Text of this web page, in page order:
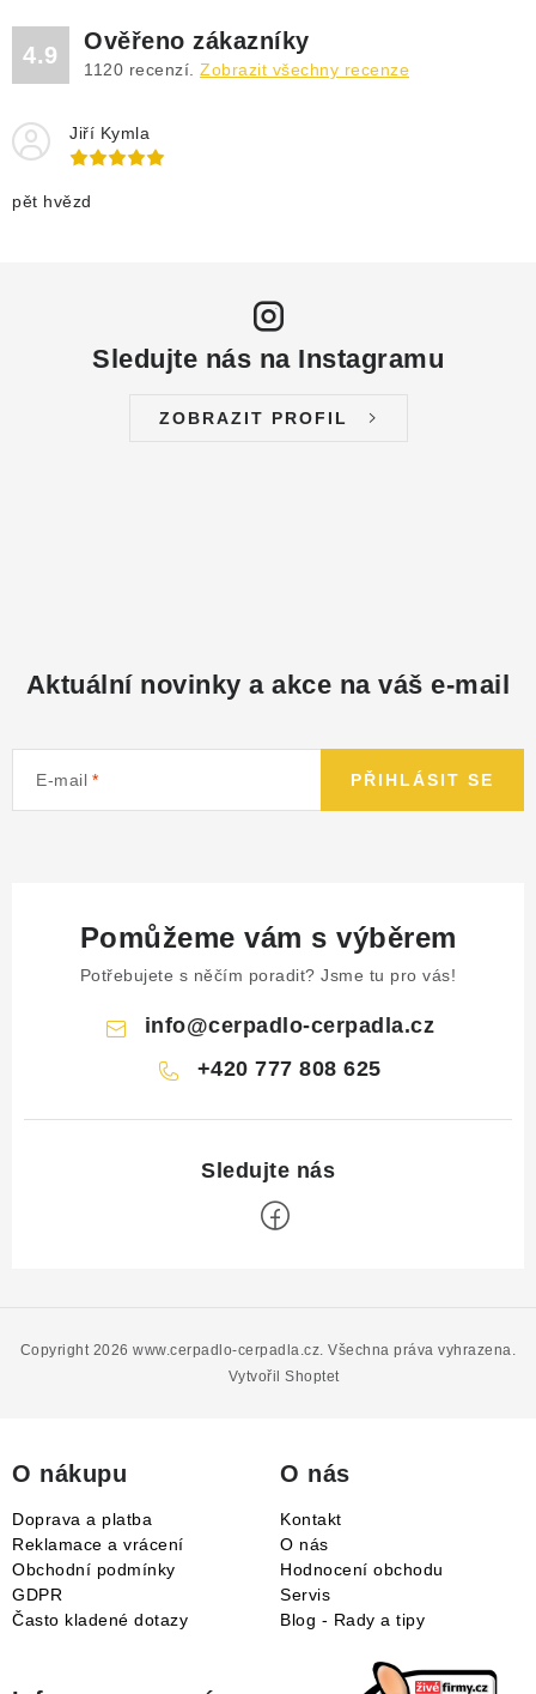
4.9
Ověřeno zákazníky
1120 recenzí. Zobrazit všechny recenze
Jiří Kymla
pět hvězd
Sledujte nás na Instagramu
ZOBRAZIT PROFIL
Aktuální novinky a akce na váš e-mail
E-mail PŘIHLÁSIT SE
Pomůžeme vám s výběrem
Potřebujete s něčím poradit? Jsme tu pro vás!
info@cerpadlo-cerpadla.cz
+420 777 808 625
Vytvořil Shoptet
Copyright 2026www.cerpadlo-cerpadla.cz. Všechna práva vyhrazena.
O nákupu
Doprava a platba
Reklamace a vrácení
Obchodní podmínky
GDPR
Často kladené dotazy
O nás
Kontakt
O nás
Hodnocení obchodu
Servis
Blog - Rady a tipy